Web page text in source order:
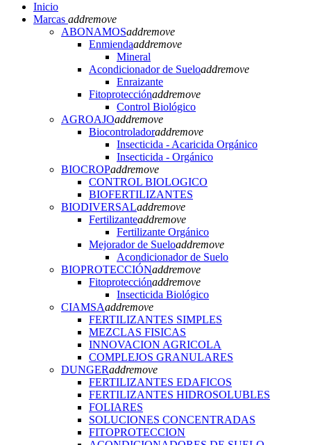
Inicio
Marcas addremove
ABONAMOSaddremove
Enmiendaaddremove
Mineral
Acondicionador de Sueloaddremove
Enraizante
Fitoprotecciónaddremove
Control Biológico
AGROAJOaddremove
Biocontroladoraddremove
Insecticida - Acaricida Orgánico
Insecticida - Orgánico
BIOCROPaddremove
CONTROL BIOLOGICO
BIOFERTILIZANTES
BIODIVERSALaddremove
Fertilizanteaddremove
Fertilizante Orgánico
Mejorador de Sueloaddremove
Acondicionador de Suelo
BIOPROTECCIÓNaddremove
Fitoprotecciónaddremove
Insecticida Biológico
CIAMSAaddremove
FERTILIZANTES SIMPLES
MEZCLAS FISICAS
INNOVACION AGRICOLA
COMPLEJOS GRANULARES
DUNGERaddremove
FERTILIZANTES EDAFICOS
FERTILIZANTES HIDROSOLUBLES
FOLIARES
SOLUCIONES CONCENTRADAS
FITOPROTECCION